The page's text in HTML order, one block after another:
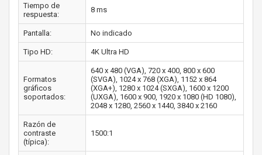
Tiempo de
respuesta:
8 ms
Pantalla: No indicado
Tipo HD: 4K Ultra HD
Formatos
gráficos
soportados:
640 x 480 (VGA), 720 x 400, 800 x 600
(SVGA), 1024 x 768 (XGA), 1152 x 864
(XGA+), 1280 x 1024 (SXGA), 1600 x 1200
(UXGA), 1600 x 900, 1920 x 1080 (HD 1080),
2048 x 1280, 2560 x 1440, 3840 x 2160
Razón de
contraste
(típica):
1500:1